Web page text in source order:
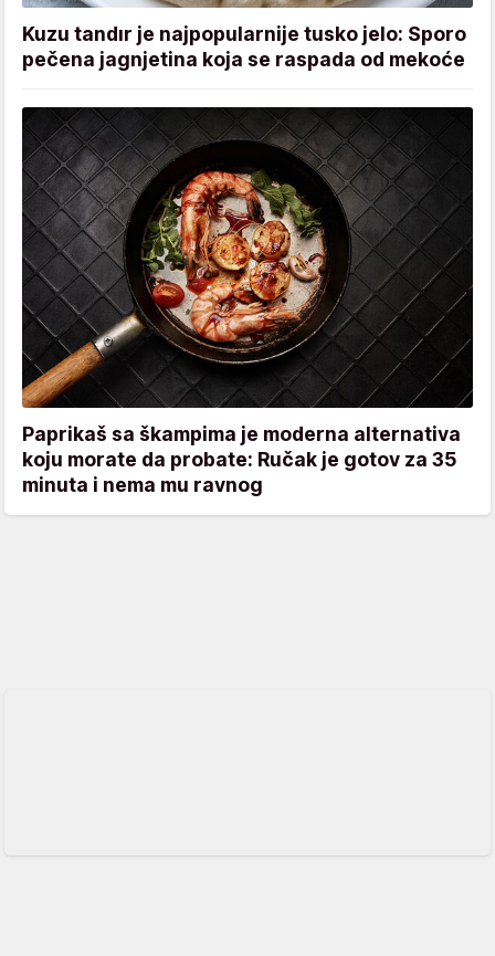
Kuzu tandır je najpopularnije tusko jelo: Sporo
pečena jagnjetina koja se raspada od mekoće
Paprikaš sa škampima je moderna alternativa
koju morate da probate: Ručak je gotov za 35
minuta i nema mu ravnog